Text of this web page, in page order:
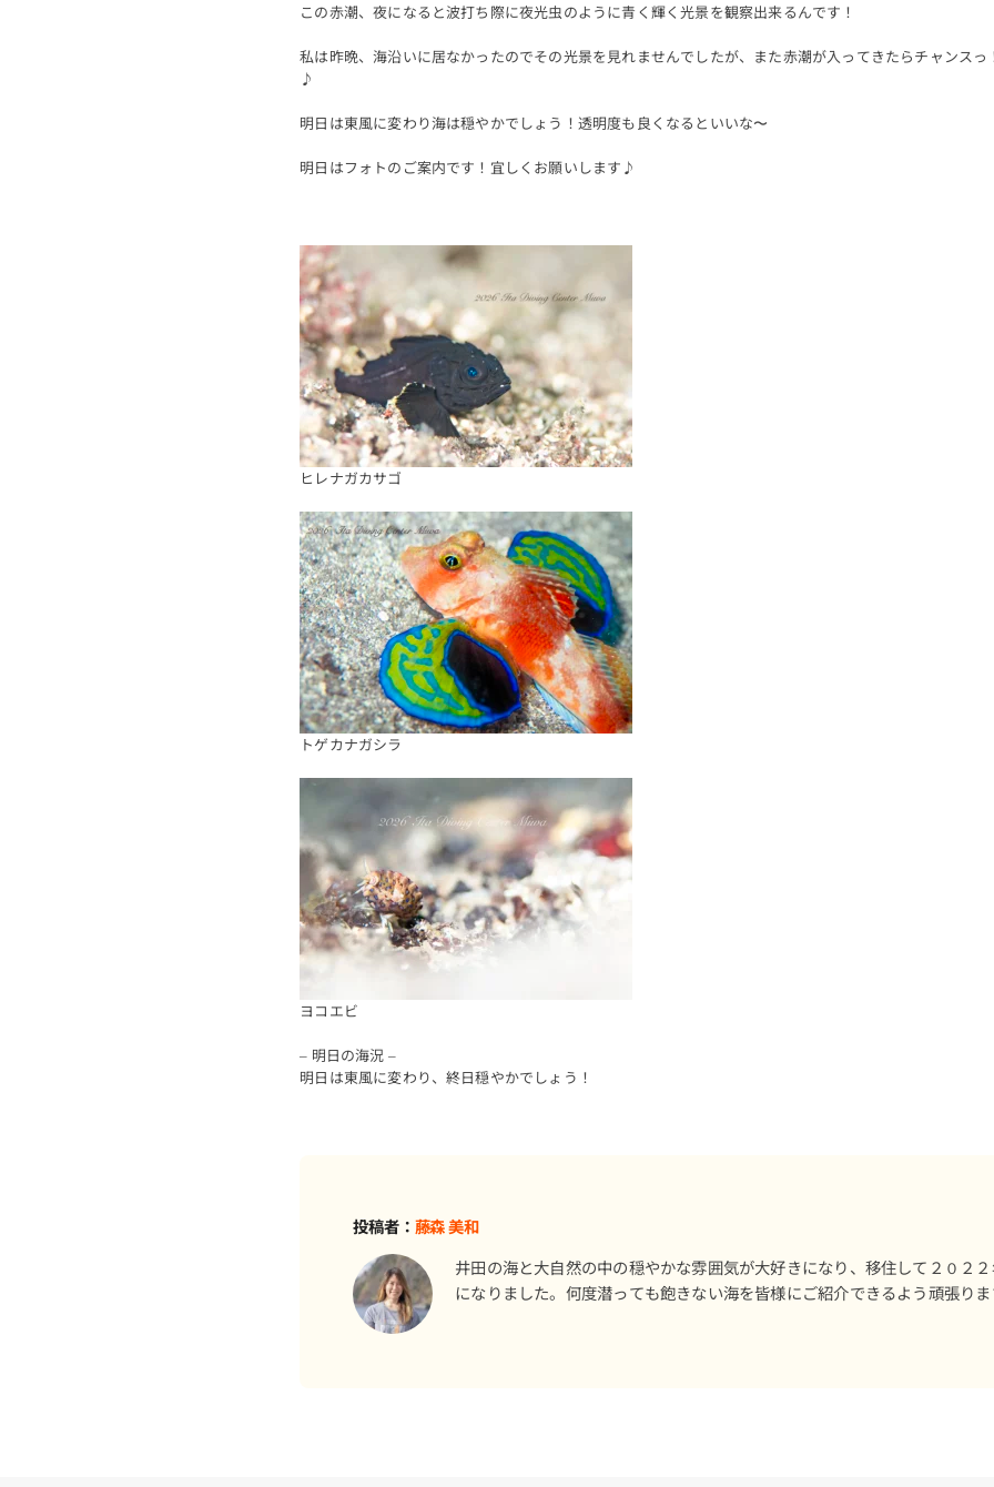
この赤潮、夜になると波打ち際に夜光虫のように青く輝く光景を観察出来るんです！
私は昨晩、海沿いに居なかったのでその光景を見れませんでしたが、また赤潮が入ってきたらチャンス
♪
明日は東風に変わり海は穏やかでしょう！透明度も良くなるといいな〜
明日はフォトのご案内です！宜しくお願いします♪
ヒレナガカサゴ
トゲカナガシラ
ヨコエビ
– 明日の海況 –
明日は東風に変わり、終日穏やかでしょう！
投稿者： 藤森 美和
井田の海と大自然の中の穏やかな雰囲気が大好きになり、移住して２０２
になりました。何度潜っても飽きない海を皆様にご紹介できるよう頑張りま